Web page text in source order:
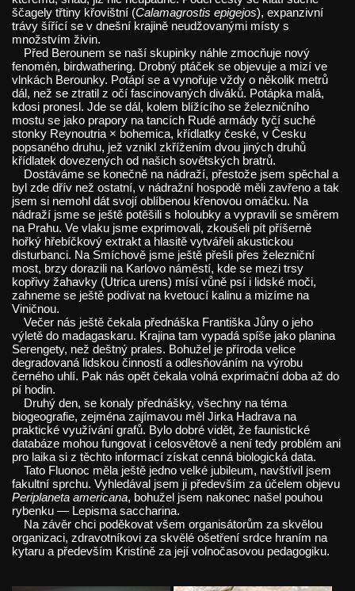
ščagely třtiny křovištní (Calamagrostis epigejos), expanzivní
trávy šířící se v dnešní krajině neudžovanými místy s
množstvím živin.
Před Berounem se naší skupinky náhle zmocňuje nový
fenomén, birdwathering. Drobný ptáček se objevuje a mizí ve
vlnkách Berounky. Potápí se a vynořuje vždy o několik metrů
dál, než se ztratil z očí fascinovaných diváků. Potápka malá,
kdosi pronesl. Jde se dál, kolem blížícího se železničního
mostu se jako prapory na tancích Rudé armády tyčí suché
stonky Reynoutria × bohemica, křídlatky české, v Česku
popsaného druhu, jež vznikl zkřížením dvou jiných druhů
křídlatek dovezených od našich sovětských bratrů.
Dostáváme se konečně na nádraží, přestože jsem spěchal a
byl zde dřív než ostatní, v nádražní hospodě měli zavřeno a tak
jsem si nemohl dát svojí oblíbenou křenovou omáčku. Na
nádraží jsme se ještě potěšili s holoubky a vypravili se směrem
na Prahu. Ve vlaku jsme exprimovali, zkoušeli pít příšerně
hořký hřebíčkový extrakt a hlasitě vytvářeli akustickou
disturbanci. Na Smíchově jsme ještě přešli přes železniční
most, brzy dorazili na Karlovo náměstí, kde se mezi trsy
kopřivy žahavky (Utrica urens) mísí vůně psí i lidské moči,
zahneme se ještě podívat na kvetoucí kalinu a mizíme na
Viničnou.
Večer nás ještě čekala přednáška Františka Jůny o jeho
výletě do madagaskaru. Krajina tam vypadá spíše jako planina
Serengety, než deštný prales. Bohužel je příroda velice
degradovaná lidskou činností a odlesňováním na výrobu
černého uhlí. Pak nás opět čekala volná exprimační doba až do
pí hodin.
Druhý den, se konaly přednášky, všechny na téma
biogeografie, zejména zajímavou měl Jirka Hadrava na
praktické využívání grafů. Bylo dobré vidět, že faunistické
databáze mohou fungovat i celosvětově a není tedy problém ani
pro laika si z těchto informací získat cenná biologická data.
Tato Fluonoc měla ještě jedno velké jubileum, navštívil jsem
fakultní sprchu. Vyhledával jsem ji především za účelem objevu
Periplaneta americana, bohužel jsem nakonec našel pouhou
rybenku — Lepisma saccharina.
Na závěr chci poděkovat všem organisátorům za skvělou
organizaci, zdravotníkovi za skvělé ošetření srdce hraním na
kytaru a především Kristíně za její volnočasovou pedagogiku.